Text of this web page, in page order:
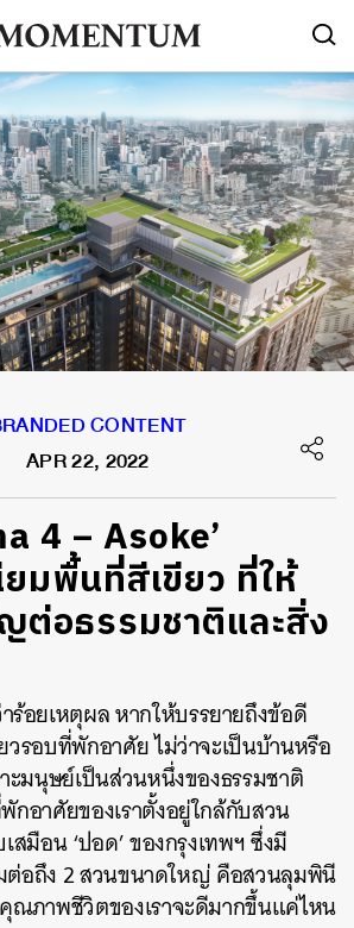
CONTENT
APR 22, 2022
4 – Asoke’
มพื้นที่สีเขียว ที่ให้
ต่อธรรมชาติและสิ่ง
ร้อยเหตุผล หากให้บรรยายถึงข้อดี
รอบที่พักอาศัย ไม่ว่าจะเป็นบ้านหรือ
ะมนุษย์เป็นส่วนหนึ่งของธรรมชาติ
อาศัยของเราตั้งอยู่ใกล้กับสวน
สมือน ‘ปอด’ ของกรุงเทพฯ ซึ่งมี
มต่อถึง 2 สวนขนาดใหญ่ คือสวนลุมพินี
ภาพชีวิตของเราจะดีมากขึ้นแค่ไหน